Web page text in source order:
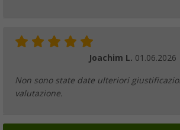
Joachim L. 01.06.2026
Non sono state date ulteriori
valutazione.